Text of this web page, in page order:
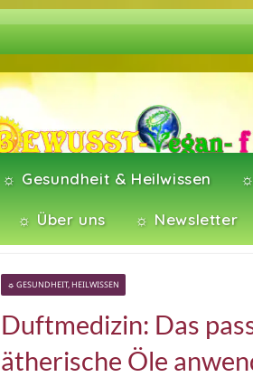
☼ Gesundheit & Heilwissen
☼ Über uns ☼ Newsletter
☼ GESUNDHEIT, HEILWISSEN
Duftmedizin: Das
ätherische Öle